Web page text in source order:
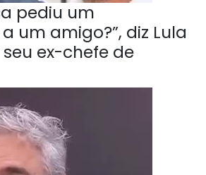
pediu um
um amigo?”, diz Lula
ex-chefe de